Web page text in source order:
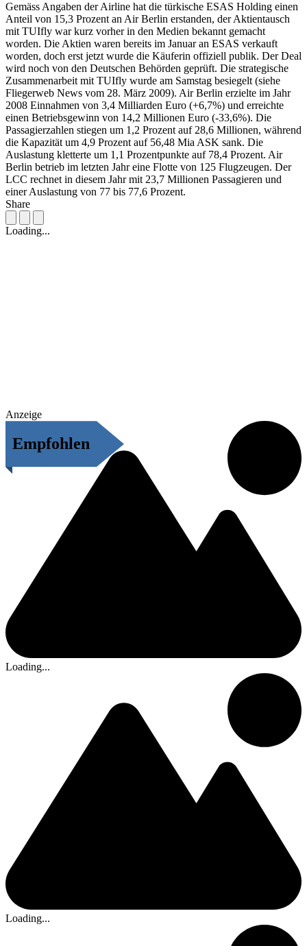
Gemäss Angaben der Airline hat die türkische ESAS Holding einen
Anteil von 15,3 Prozent an Air Berlin erstanden, der Aktientausch
mit TUIfly war kurz vorher in den Medien bekannt gemacht
worden. Die Aktien waren bereits im Januar an ESAS verkauft
worden, doch erst jetzt wurde die Käuferin offiziell publik. Der Deal
wird noch von den Deutschen Behörden geprüft. Die strategische
Zusammenarbeit mit TUIfly wurde am Samstag besiegelt (siehe
Fliegerweb News vom 28. März 2009). Air Berlin erzielte im Jahr
2008 Einnahmen von 3,4 Milliarden Euro (+6,7%) und erreichte
einen Betriebsgewinn von 14,2 Millionen Euro (-33,6%). Die
Passagierzahlen stiegen um 1,2 Prozent auf 28,6 Millionen, während
die Kapazität um 4,9 Prozent auf 56,48 Mia ASK sank. Die
Auslastung kletterte um 1,1 Prozentpunkte auf 78,4 Prozent. Air
Berlin betrieb im letzten Jahr eine Flotte von 125 Flugzeugen. Der
LCC rechnet in diesem Jahr mit 23,7 Millionen Passagieren und
einer Auslastung von 77 bis 77,6 Prozent.
Share
Loading...
Anzeige
Empfohlen
Loading...
Loading...